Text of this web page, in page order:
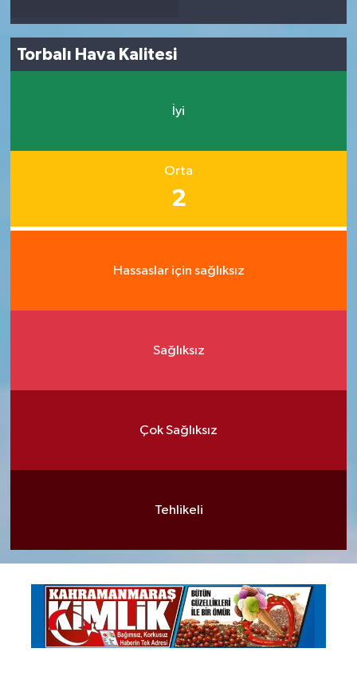
Torbalı Hava Kalitesi
İyi
Orta
2
Hassaslar için sağlıksız
Sağlıksız
Çok Sağlıksız
Tehlikeli